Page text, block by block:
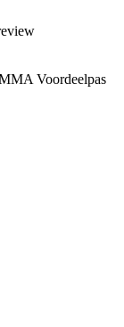
Voordeelpas